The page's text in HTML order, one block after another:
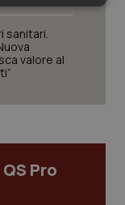
sanitari.
valore al
Pro
quali la
di